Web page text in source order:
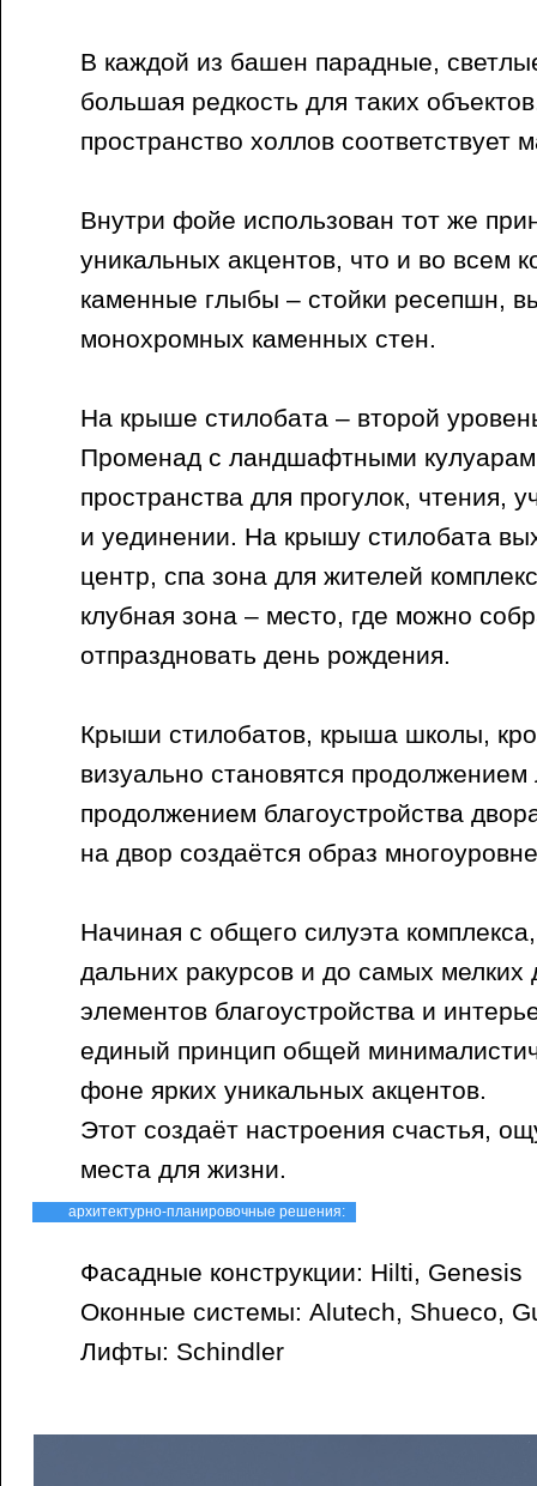
В каждой из башен парадные,
большая редкость для таких
пространство холлов соответствует
Внутри фойе использован тот же
уникальных акцентов, что и во всем
каменные глыбы – стойки ресепшн,
монохромных каменных стен.
На крыше стилобата – второй
Променад с ландшафтными
пространства для прогулок, чтения,
и уединении. На крышу стилобата
центр, спа зона для жителей
клубная зона – место, где можно
отпраздновать день рождения.
Крыши стилобатов, крыша школы,
визуально становятся
продолжением благоустройства
на двор создаётся образ
Начиная с общего силуэта
дальних ракурсов и до самых
элементов благоустройства и
единый принцип общей
фоне ярких уникальных акцентов.
Этот создаёт настроения счастья,
места для жизни.
архитектурно-планировочные решения:
Фасадные конструкции: Hilti, Genesis
Оконные системы: Alutech, Shueco,
Лифты: Schindler